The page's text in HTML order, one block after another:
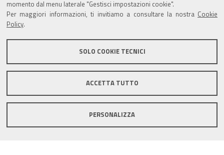
momento dal menu laterale "Gestisci impostazioni cookie".
Per maggiori informazioni, ti invitiamo a consultare la nostra Cookie
Policy
SOLO COOKIE TECNICI
ACCETTA TUTTO
PERSONALIZZA
Statistiche Web del sito (fonte Web Analytics Italia)
Contatti
Dichiarazione di accessibilità
Area riservata
Statistiche Web del sito (fonte Web Analytics Italia)